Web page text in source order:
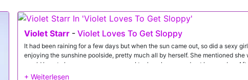
Violet Starr - Violet Loves To Get Sloppy
It had been raining for a few days but when the sun came out, so did a sexy
enjoying the sunshine poolside, pretty much all by herself. She mentioned she
would love to have some company, so I took a chance and got her number.
on my cock and I came on her face, she wasnt lonely anymore!